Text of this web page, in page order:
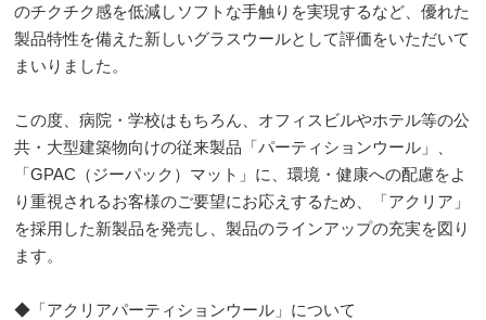
のチクチク感を低減しソフトな手触りを実現するなど、優れた
製品特性を備えた新しいグラスウールとして評価をいただいて
まいりました。
この度、病院・学校はもちろん、オフィスビルやホテル等の公
共・大型建築物向けの従来製品「パーティションウール」、
「GPAC（ジーパック）マット」に、環境・健康への配慮をよ
り重視されるお客様のご要望にお応えするため、「アクリア」
を採用した新製品を発売し、製品のラインアップの充実を図り
ます。
◆「アクリアパーティションウール」について